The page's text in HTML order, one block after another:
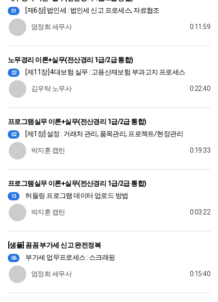
31 [제6장] 법인세 : 법인세 신고 프로세스, 자료협조
염정희 세무사 0:11:59
노무경리 이론+실무(전산경리 1급/2급 통합)
22 [제11장] 4대보험 실무 : 고용산재보험 부과고지 프로세스
김우탁 노무사 0:22:40
프로그램실무 이론+실무(전산경리 1급/2급 통합)
02 [제1장] 설정 : 거래처 관리, 품목관리, 프로젝트/현장관리
박지훈 캡틴 0:19:33
프로그램실무 이론+실무(전산경리 1급/2급 통합)
13 허들링 프로그램 데이터 업로드 방법
박지훈 캡틴 0:03:22
[샘플] 꼼꼼 부가세 신고 완전정복
06 부가세 업무프로세스 : 스크래핑
염정희 세무사 0:15:40